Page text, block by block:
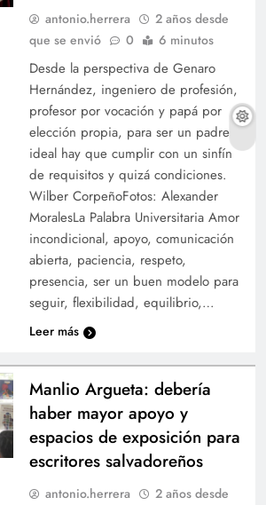
antonio.herrera
2 años desde
que se envió
0 6 minutos
Desde la perspectiva de Genaro
Hernández, ingeniero de profesión,
profesor por vocación y papá por
elección propia, para ser un padre
ideal hay que cumplir con un sinfín
de requisitos y quizá condiciones.
Wilber CorpeñoFotos: Alexander
MoralesLa Palabra Universitaria Amor
incondicional, apoyo, comunicación
abierta, paciencia, respeto,
presencia, ser un buen modelo para
seguir, flexibilidad, equilibrio,…
Leer más
Manlio Argueta: debería
haber mayor apoyo y
espacios de exposición para
escritores salvadoreños
antonio.herrera
2 años desde